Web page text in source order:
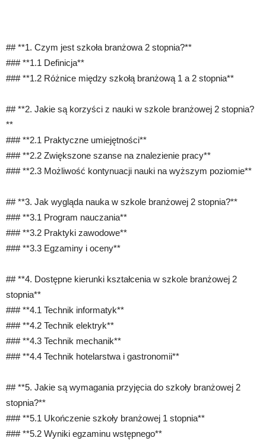
## **1. Czym jest szkoła branżowa 2 stopnia?**
### **1.1 Definicja**
### **1.2 Różnice między szkołą branżową 1 a 2 stopnia**
## **2. Jakie są korzyści z nauki w szkole branżowej 2 stopnia?
**
### **2.1 Praktyczne umiejętności**
### **2.2 Zwiększone szanse na znalezienie pracy**
### **2.3 Możliwość kontynuacji nauki na wyższym poziomie**
## **3. Jak wygląda nauka w szkole branżowej 2 stopnia?**
### **3.1 Program nauczania**
### **3.2 Praktyki zawodowe**
### **3.3 Egzaminy i oceny**
## **4. Dostępne kierunki kształcenia w szkole branżowej 2
stopnia**
### **4.1 Technik informatyk**
### **4.2 Technik elektryk**
### **4.3 Technik mechanik**
### **4.4 Technik hotelarstwa i gastronomii**
## **5. Jakie są wymagania przyjęcia do szkoły branżowej 2
stopnia?**
### **5.1 Ukończenie szkoły branżowej 1 stopnia**
### **5.2 Wyniki egzaminu wstępnego**